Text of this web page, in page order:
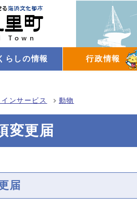
らしの情報 行政情報
ンサービス 動物
変更届
届